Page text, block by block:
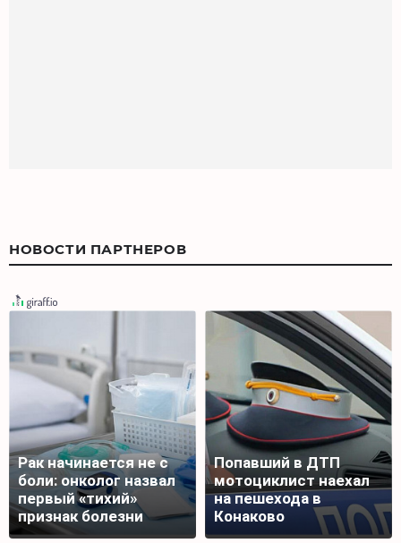
НОВОСТИ ПАРТНЕРОВ
Рак начинается не с
боли: онколог назвал
первый «тихий»
признак болезни
Попавший в ДТП
мотоциклист наехал
на пешехода в
Конаково